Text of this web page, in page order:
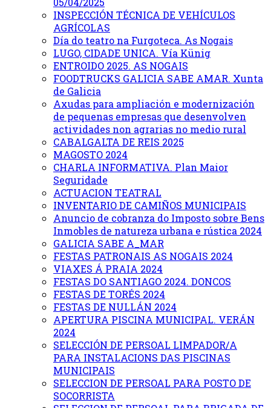
INSPECCIÓN TÉCNICA DE VEHÍCULOS
AGRÍCOLAS
Día do teatro na Furgoteca. As Nogais
LUGO, CIDADE UNICA. Vía Künig
ENTROIDO 2025. AS NOGAIS
FOODTRUCKS GALICIA SABE AMAR. Xunta
de Galicia
Axudas para ampliación e modernización
de pequenas empresas que desenvolven
actividades non agrarias no medio rural
CABALGALTA DE REIS 2025
MAGOSTO 2024
CHARLA INFORMATIVA. Plan Maior
Seguridade
ACTUACION TEATRAL
INVENTARIO DE CAMIÑOS MUNICIPAIS
Anuncio de cobranza do Imposto sobre Bens
Inmobles de natureza urbana e rústica 2024
GALICIA SABE A_MAR
FESTAS PATRONAIS AS NOGAIS 2024
VIAXES Á PRAIA 2024
FESTAS DO SANTIAGO 2024. DONCOS
FESTAS DE TORÉS 2024
FESTAS DE NULLÁN 2024
APERTURA PISCINA MUNICIPAL. VERÁN
2024
SELECCIÓN DE PERSOAL LIMPADOR/A
PARA INSTALACIONS DAS PISCINAS
MUNICIPAIS
SELECCION DE PERSOAL PARA POSTO DE
SOCORRISTA